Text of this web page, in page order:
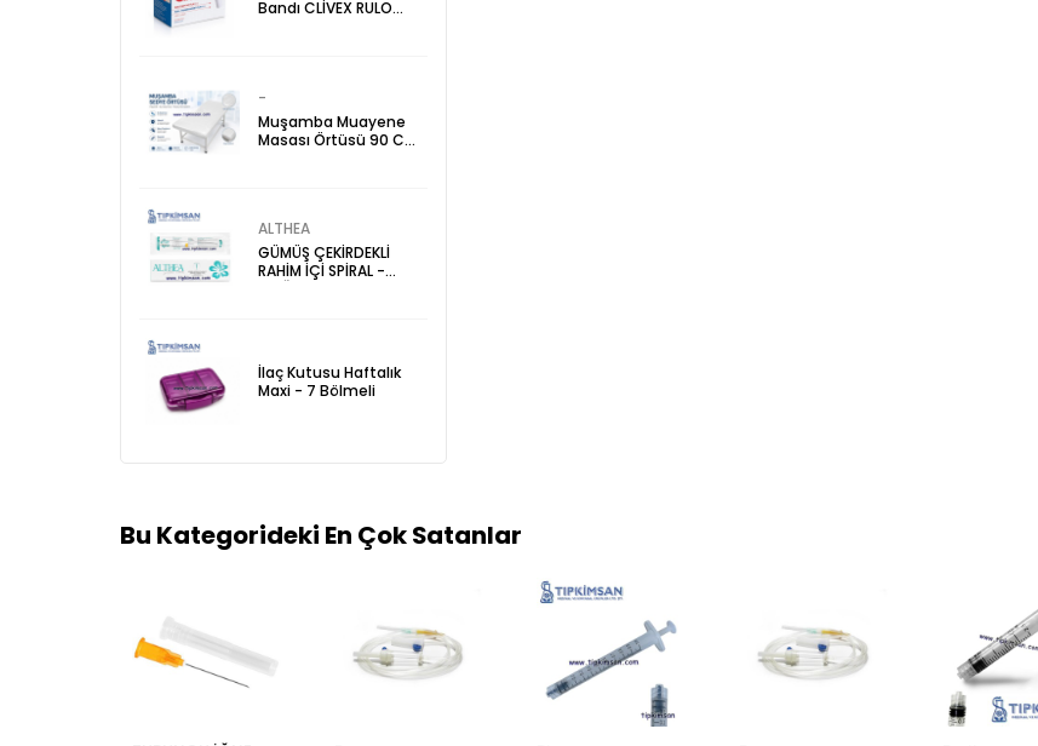
Bandı CLİVEX RULO
-
Muşamba Muayene
Masası Örtüsü 90 Cm
ALTHEA
GÜMÜŞ ÇEKİRDEKLİ
RAHİM İÇİ SPİRAL -
İlaç Kutusu Haftalık
Maxi - 7 Bölmeli
Bu Kategorideki En Çok Satanlar